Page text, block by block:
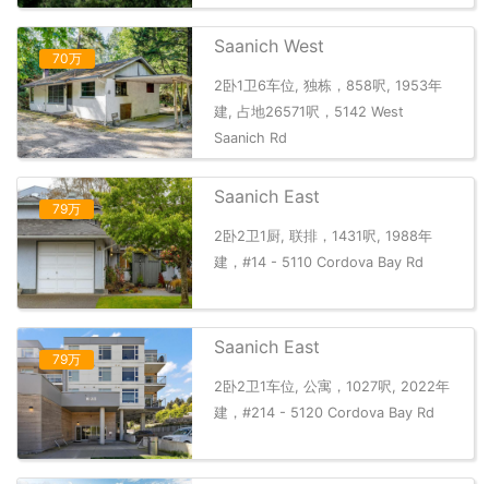
70万
Saanich West
2卧1卫6车位, 独栋，858呎, 1953年
建, 占地26571呎，5142 West
Saanich Rd
79万
Saanich East
2卧2卫1厨, 联排，1431呎, 1988年
建，#14 - 5110 Cordova Bay Rd
79万
Saanich East
2卧2卫1车位, 公寓，1027呎, 2022年
建，#214 - 5120 Cordova Bay Rd